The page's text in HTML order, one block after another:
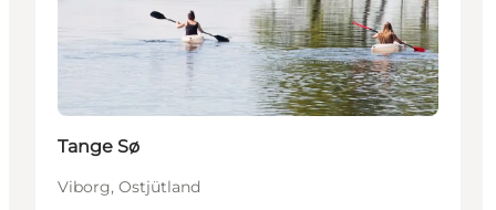
Tange Sø
Viborg, Ostjütland